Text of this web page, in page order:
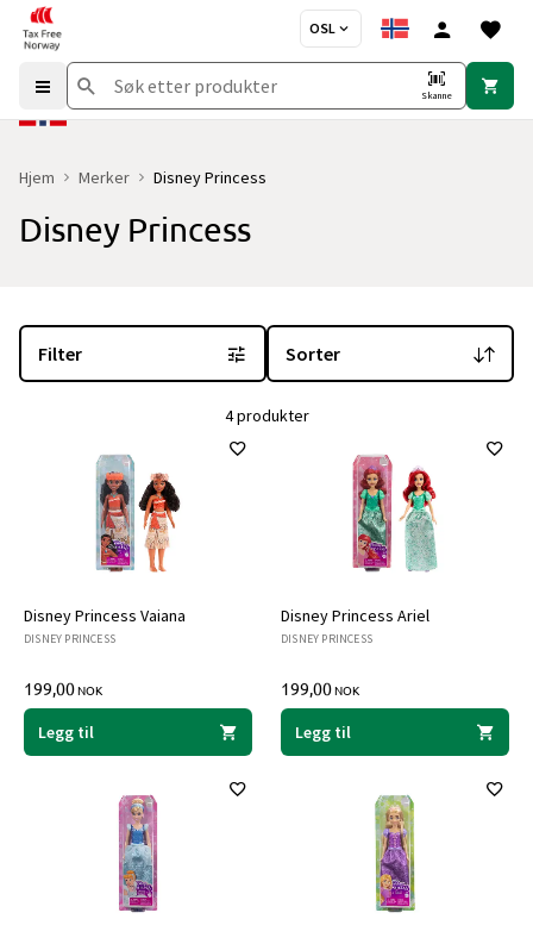
OSL
Skanne
Hjem Merker Disney Princess
Disney Princess
Filter Sorter
4 produkter
Disney Princess Vaiana
DISNEY PRINCESS
199,00NOK
Legg til
Disney Princess Ariel
DISNEY PRINCESS
199,00NOK
Legg til